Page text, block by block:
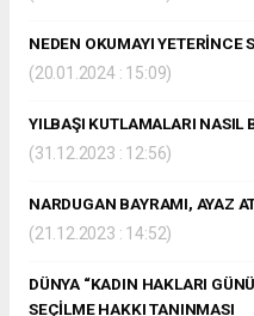
NEDEN OKUMAYI YETERİNCE
(20.01.2024 : 15:09)
YILBAŞI KUTLAMALARI NASIL
(31.12.2023 : 12:56)
NARDUGAN BAYRAMI, AYAZ
(21.12.2023 : 14:52)
DÜNYA “KADIN HAKLARI
SEÇİLME HAKKI TANINMASI